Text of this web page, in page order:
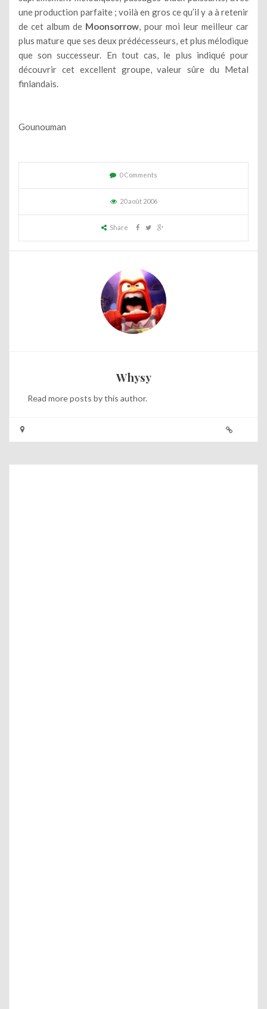
une production parfaite ; voilà en gros ce qu’il y a à retenir
de cet album de Moonsorrow, pour moi leur meilleur car
plus mature que ses deux prédécesseurs, et plus mélodique
que son successeur. En tout cas, le plus indiqué pour
découvrir cet excellent groupe, valeur sûre du Metal
finlandais.
Gounouman
0 Comments
20 août 2006
Share
Whysy
Read more posts by this author.